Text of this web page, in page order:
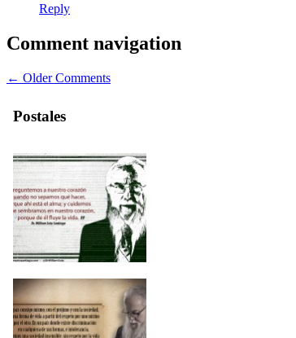
Reply
Comment navigation
← Older Comments
Postales